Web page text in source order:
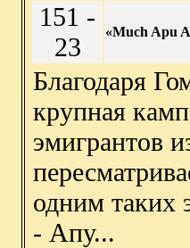
151 -
23
«Much Apu
Благодаря
крупная
эмигрантов
одним таких
- Апу...